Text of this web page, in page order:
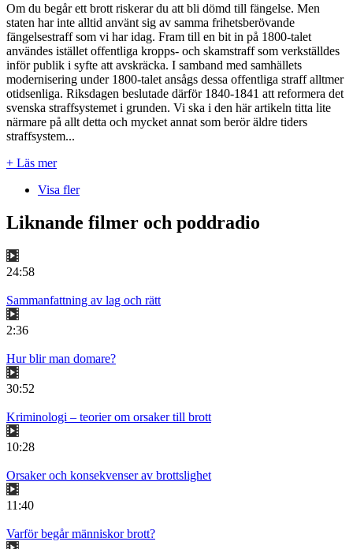
Om du begår ett brott riskerar du att bli dömd till fängelse. Men
staten har inte alltid använt sig av samma frihetsberövande
fängelsestraff som vi har idag. Fram till en bit in på 1800-talet
användes istället offentliga kropps- och skamstraff som verkställdes
inför publik i syfte att avskräcka. I samband med samhällets
modernisering under 1800-talet ansågs dessa offentliga straff alltmer
otidsenliga. Riksdagen beslutade därför 1840-1841 att reformera det
svenska straffsystemet i grunden. Vi ska i den här artikeln titta lite
närmare på allt detta och mycket annat som berör äldre tiders
straffsystem...
+ Läs mer
Visa fler
Liknande filmer och poddradio
24:58
Sammanfattning av lag och rätt
2:36
Hur blir man domare?
30:52
Kriminologi – teorier om orsaker till brott
10:28
Orsaker och konsekvenser av brottslighet
11:40
Varför begår människor brott?